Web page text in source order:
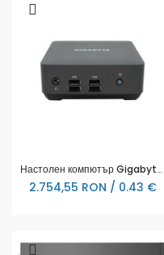
Настолен компютър Gigabyte Brix BRi7H, Intel Core i7-1355U, 2 x SO-DIMM DDR4 slot, M.2 2280 slot
2.754,55 RON / 0.43 €